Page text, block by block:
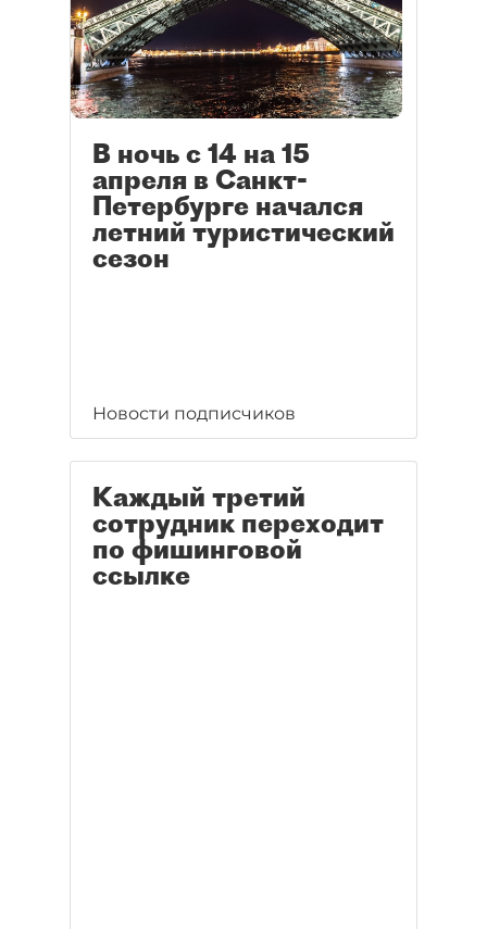
В ночь с 14 на 15
апреля в Санкт-
Петербурге начался
летний туристический
сезон
Новости подписчиков
Каждый третий
сотрудник переходит
по фишинговой
ссылке